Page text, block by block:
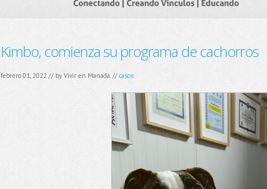
Kimbo, comienza su programa de cachorros
febrero 01, 2022 // by Vivir en Manada.// casos